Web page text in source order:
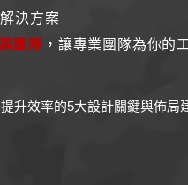
決方案
團隊 ，讓專業團隊為你的
升效率的5大設計關鍵與佈局